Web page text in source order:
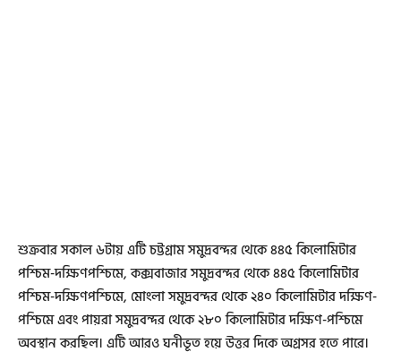
শুক্রবার সকাল ৬টায় এটি চট্টগ্রাম সমুদ্রবন্দর থেকে ৪৪৫ কিলোমিটার
পশ্চিম-দক্ষিণপশ্চিমে, কক্সবাজার সমুদ্রবন্দর থেকে ৪৪৫ কিলোমিটার
পশ্চিম-দক্ষিণপশ্চিমে, মোংলা সমুদ্রবন্দর থেকে ২৪০ কিলোমিটার দক্ষিণ-
পশ্চিমে এবং পায়রা সমুদ্রবন্দর থেকে ২৮০ কিলোমিটার দক্ষিণ-পশ্চিমে
অবস্থান করছিল। এটি আরও ঘনীভূত হয়ে উত্তর দিকে অগ্রসর হতে পারে।